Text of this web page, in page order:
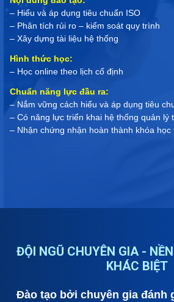
– Hiểu và áp dụng tiêu chuẩn ISO
– Phân tích rủi ro – kiểm soát quy trình
– Xây dựng tài liệu hệ thống
Hình thức học:
– Học online theo lịch cố định
Chuẩn năng lực đầu ra:
– Nắm vững cách hiểu và áp dụng tiêu
– Có năng lực triển khai hệ thống quản lý
– Nhận chứng nhận hoàn thành khóa học
ĐỘI NGŨ CHUYÊN GIA -
KHÁC BIỆT
Đào tạo bởi chuyên gia đánh